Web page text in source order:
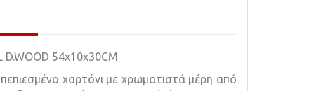
D.WOOD 54x10x30CM
χαρτόνι με χρωματιστά μέρη από